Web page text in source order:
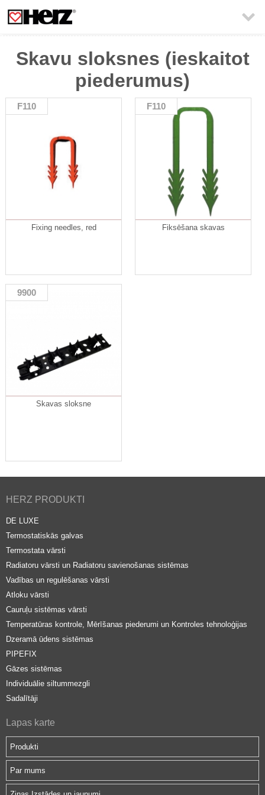

Skavu sloksnes (ieskaitot
piederumus)
F110
Fixing needles, red
F110
Fiksēšana skavas
9900
Skavas sloksne
HERZ PRODUKTI
DE LUXE
Termostatiskās galvas
Termostata vārsti
Radiatoru vārsti un Radiatoru savienošanas sistēmas
Vadības un regulēšanas vārsti
Atloku vārsti
Cauruļu sistēmas vārsti
Temperatūras kontrole, Mērīšanas piederumi un Kontroles tehnoloģijas
Dzeramā ūdens sistēmas
PIPEFIX
Gāzes sistēmas
Individuālie siltummezgli
Sadalītāji
Lapas karte
Produkti
Par mums